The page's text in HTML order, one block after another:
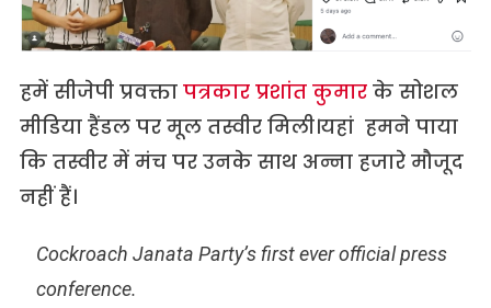
हमें सीजेपी प्रवक्ता पत्रकार प्रशांत कुमारके सोशल
मीडिया हैंडल पर मूल तस्वीर मिली।यहां हमने पाया
कि तस्वीर में मंच पर उनके साथ अन्ना हजारे मौजूद
नहीं हैं।
Cockroach Janata Party’s first ever official press
conference.